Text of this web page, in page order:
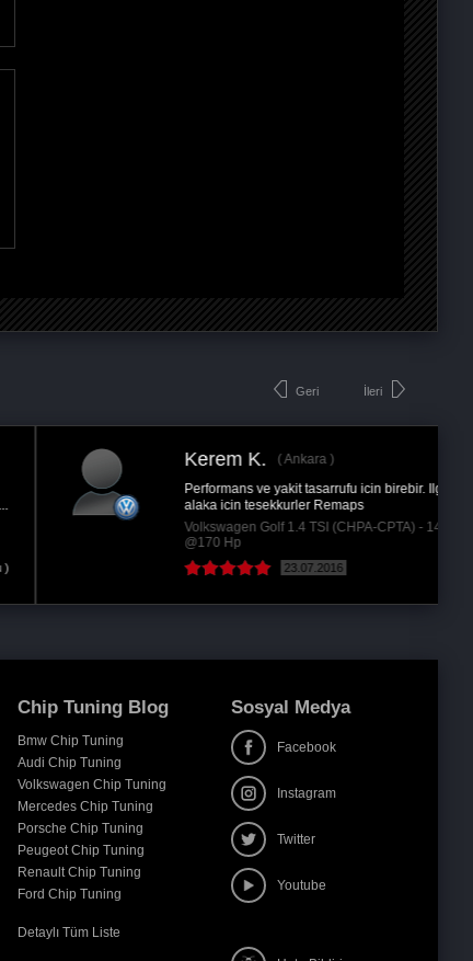
Geri
Kerem K.
Ankara
Performans ve yakit tasarrufu icin birebir. Ilgi ve
alaka icin tesekkurler Remaps
Volkswagen Golf 1.4 TSI (CHPA-CPTA) - 140Hp
23.07.2016
İleri
Chip Tuning Blog
Bmw Chip Tuning
Audi Chip Tuning
Volkswagen Chip Tuning
Mercedes Chip Tuning
Porsche Chip Tuning
Peugeot Chip Tuning
Renault Chip Tuning
Ford Chip Tuning
Detaylı Tüm Liste
Sosyal Medya
Facebook
Instagram
Twitter
Youtube